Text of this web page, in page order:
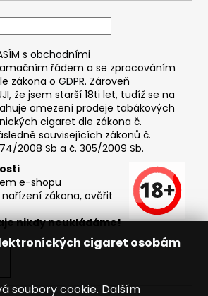
cigaret osobám
soubory cookie. Dalším
s obchodními
řádem a se zpracováním
zákona o GDPR. Zároveň
že jsem starší 18ti let, tudíž se na
omezení prodeje tabákových
cigaret dle zákona č.
souvisejících zákonů č.
2008 Sb a č. 305/2009 Sb.
e-shopu
zákona, ověřit
nikdy neukládáme!